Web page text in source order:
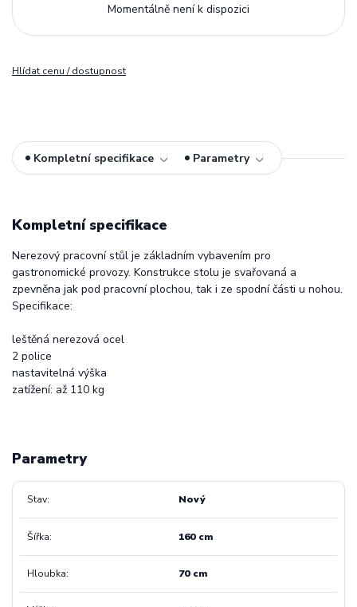
Momentálně není k dispozici
Hlídat cenu / dostupnost
Kompletní specifikace Parametry
Kompletní specifikace
Nerezový pracovní stůl je základním vybavením pro
gastronomické provozy. Konstrukce stolu je svařovaná a
zpevněna jak pod pracovní plochou, tak i ze spodní části u nohou.
Specifikace:
leštěná nerezová ocel
2 police
nastavitelná výška
zatížení: až 110 kg
Parametry
Stav Nový
Šířka 160 cm
Hloubka 70 cm